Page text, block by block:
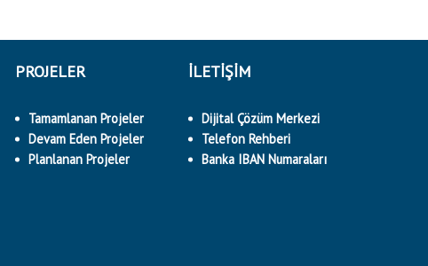
PROJELER
Tamamlanan Projeler
Devam Eden Projeler
Planlanan Projeler
İLETİŞİM
Dijital Çözüm Merkezi
Telefon Rehberi
Banka IBAN Numaraları